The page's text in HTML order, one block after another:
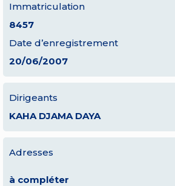
Immatriculation
8457
Date d’enregistrement
20/06/2007
Dirigeants
KAHA DJAMA DAYA
Adresses
à compléter